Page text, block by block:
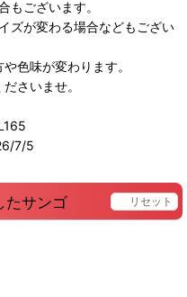
もございます。
ズが変わる場合などもござい
色味が変わります。
さいませ。
7/5
たサンゴ リセット